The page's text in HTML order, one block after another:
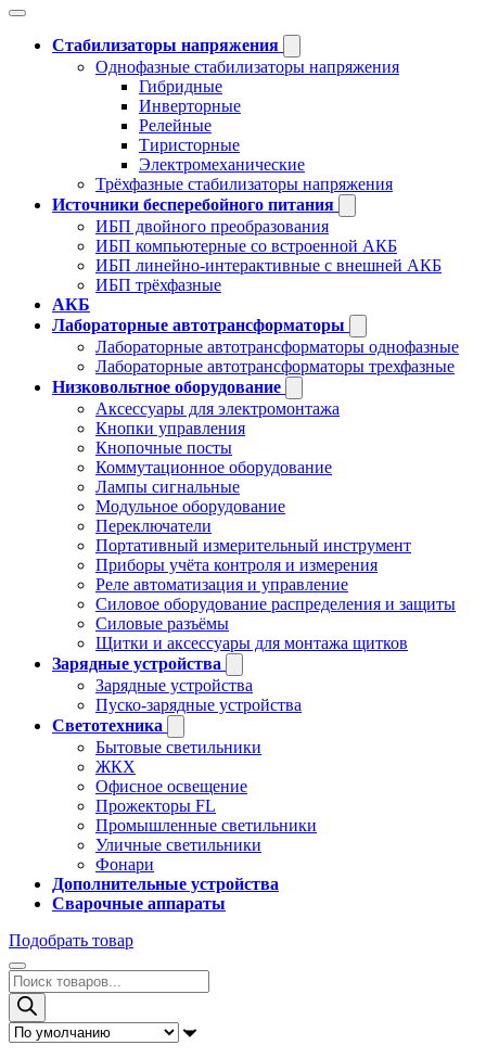
Стабилизаторы напряжения
Однофазные стабилизаторы напряжения
Гибридные
Инверторные
Релейные
Тиристорные
Электромеханические
Трёхфазные стабилизаторы напряжения
Источники бесперебойного питания
ИБП двойного преобразования
ИБП компьютерные со встроенной АКБ
ИБП линейно-интерактивные с внешней АКБ
ИБП трёхфазные
АКБ
Лабораторные автотрансформаторы
Лабораторные автотрансформаторы однофазные
Лабораторные автотрансформаторы трехфазные
Низковольтное оборудование
Аксессуары для электромонтажа
Кнопки управления
Кнопочные посты
Коммутационное оборудование
Лампы сигнальные
Модульное оборудование
Переключатели
Портативный измерительный инструмент
Приборы учёта контроля и измерения
Реле автоматизация и управление
Силовое оборудование распределения и защиты
Силовые разъёмы
Щитки и аксессуары для монтажа щитков
Зарядные устройства
Зарядные устройства
Пуско-зарядные устройства
Светотехника
Бытовые светильники
ЖКХ
Офисное освещение
Прожекторы FL
Промышленные светильники
Уличные светильники
Фонари
Дополнительные устройства
Сварочные аппараты
Подобрать товар
Поиск
товаров